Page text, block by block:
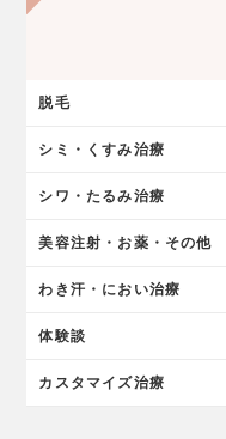
脱毛
シミ・くすみ治療
シワ・たるみ治療
美容注射・お薬・その他
わき汗・におい治療
体験談
カスタマイズ治療